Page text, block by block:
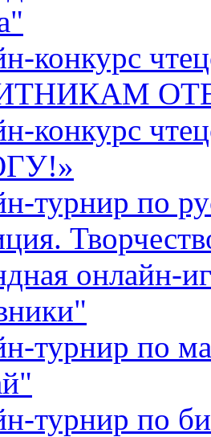
конкурс
конкурс
турнир по
онлайн-
турнир по
турнир по